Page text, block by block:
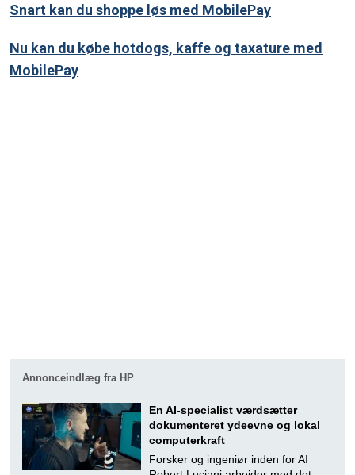
Snart kan du shoppe løs med MobilePay
Nu kan du købe hotdogs, kaffe og taxature med
MobilePay
Annonceindlæg fra HP
En AI-specialist værdsætter
dokumenteret ydeevne og lokal
computerkraft
Forsker og ingeniør inden for AI